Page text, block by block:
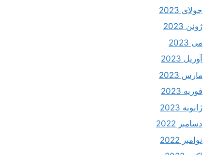
جولای 2023
ژوئن 2023
می 2023
آوریل 2023
مارس 2023
فوریه 2023
ژانویه 2023
دسامبر 2022
نوامبر 2022